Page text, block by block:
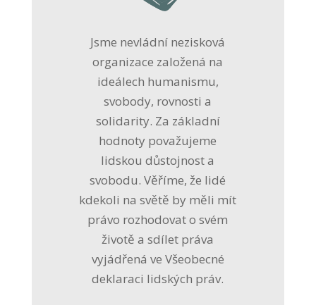
Jsme nevládní nezisková
organizace založená na
ideálech humanismu,
svobody, rovnosti a
solidarity. Za základní
hodnoty považujeme
lidskou důstojnost a
svobodu. Věříme, že lidé
kdekoli na světě by měli mít
právo rozhodovat o svém
životě a sdílet práva
vyjádřená ve Všeobecné
deklaraci lidských práv.